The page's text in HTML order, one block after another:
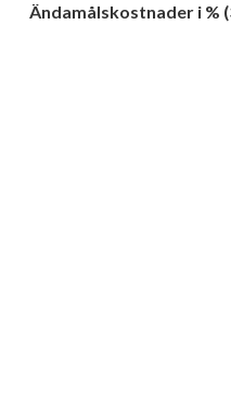
Ändamålskostnader i %